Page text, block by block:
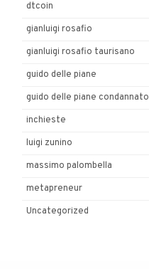
dtcoin
gianluigi rosafio
gianluigi rosafio taurisano
guido delle piane
guido delle piane condannato
inchieste
luigi zunino
massimo palombella
metapreneur
Uncategorized